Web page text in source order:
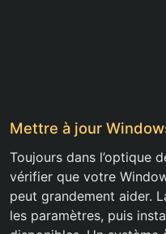
Mettre à jour
Toujours dans l’optique
vérifier que votre
peut grandement aider.
les paramètres, puis